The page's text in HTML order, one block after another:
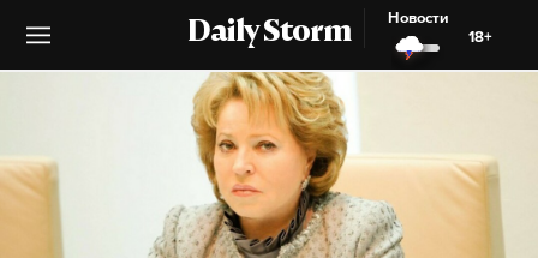
Daily Storm
Новости
18+